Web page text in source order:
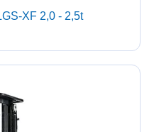
XF 2,0 - 2,5t